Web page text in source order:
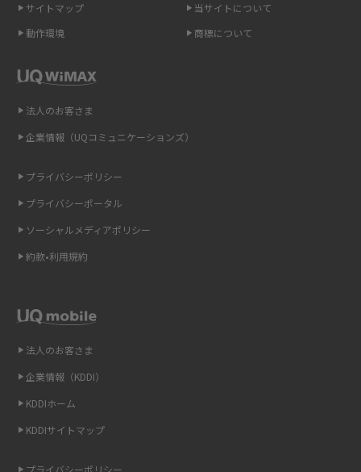
2015年10月(8)
2015年8月(7)
2015年7月(9)
2015年6月(8)
2015年3月(9)
2015年2月(7)
2014年12月(8)
2014年11月(8)
2014年10月(9)
2014年9月(9)
2014年8月(7)
2014年7月(9)
ポケット型Wi-Fi（モバイルWi-Fi）とは？おススメする方の特徴や選び方を
即日受け取りできるポケット型Wi-Fiはある？すぐに使うための方法や注意
ONU（光回線終端装置）とは？モデム・ルーター・ホームゲートウェイと
ギガバイト（GB）とは？1GBの目安やギガが足りない時の対処法を紹介
Wi-Fi 6とは？Wi-Fi 5との違いやメリットと注意点、規格の種類も解説
Wi-Fiを自宅に設置する方法は？必要なことやポイントも紹介
光ファイバーとは？仕組みやメリット・デメリットを初心者向けにわかり
やすく解説
を解説
サイトマップ
当サイトについて
動作環境
商標について
法人のお客さま
企業情報（KDDI）
KDDIホーム
KDDIサイトマップ
法人のお客さま
企業情報（UQコミュニケーションズ）
プライバシーポリシー
プライバシーポータル
ソーシャルメディアポリシー
約款•利用規約